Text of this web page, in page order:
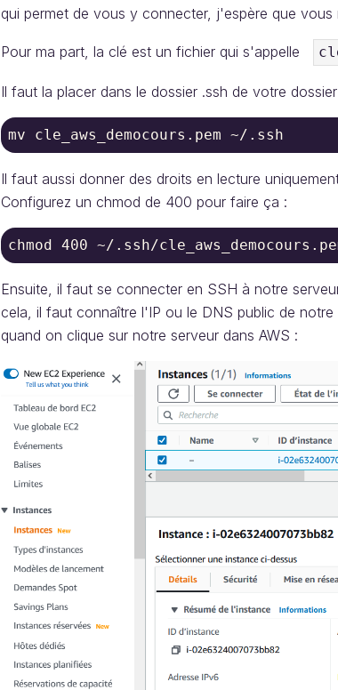
qui permet de vous y connecter, j'espère que vous
Pour ma part, la clé est un fichier qui s'appelle
Il faut la placer dans le dossier .ssh de votre
mv cle_aws_democours.pem ~/.ssh
Il faut aussi donner des droits en lecture
Configurez un chmod de 400 pour faire ça :
chmod 400 ~/.ssh/
Ensuite, il faut se connecter en SSH à notre
cela, il faut connaître l'IP ou le DNS public de
quand on clique sur notre serveur dans AWS :